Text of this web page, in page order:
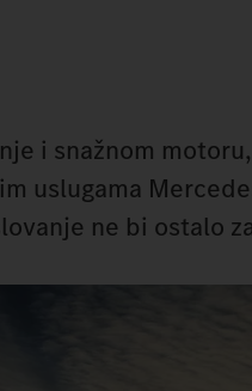
i snažnom
uslugama
ne bi ostalo